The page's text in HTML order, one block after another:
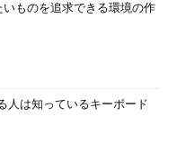
いものを追求できる環境の作
人は知っているキーボード